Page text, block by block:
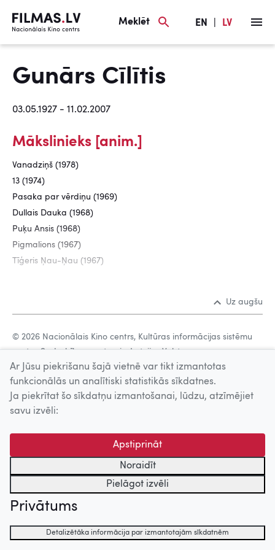
Meklēt EN LV
Gunārs Cīlītis
03.05.1927 - 11.02.2007
Mākslinieks [anim.]
Vanadziņš (1978)
13 (1974)
Pasaka par vērdiņu (1969)
Dullais Dauka (1968)
Puķu Ansis (1968)
Pigmalions (1967)
Tīģeris Ņau-Ņau (1967)
Uz augšu
© 2026 Nacionālais Kino centrs, Kultūras informācijas sistēmu
centrs. Sadarbības partneris: Latvijas Valsts
kinofotofonodokumentu arhīvs.
Ar Jūsu piekrišanu šajā vietnē var tikt izmantotas
funkcionālās un analītiski statistikās sīkdatnes.
Ja piekrītat šo sīkdatņu izmantošanai, lūdzu, atzīmējiet
savu izvēli:
Apstiprināt
Noraidīt
Pielāgot izvēli
Privātums
Detalizētāka informācija par izmantotajām sīkdatnēm